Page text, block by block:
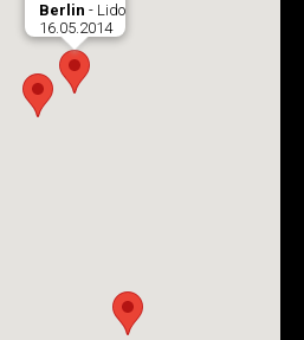
Berlin - Lido
16.05.2014